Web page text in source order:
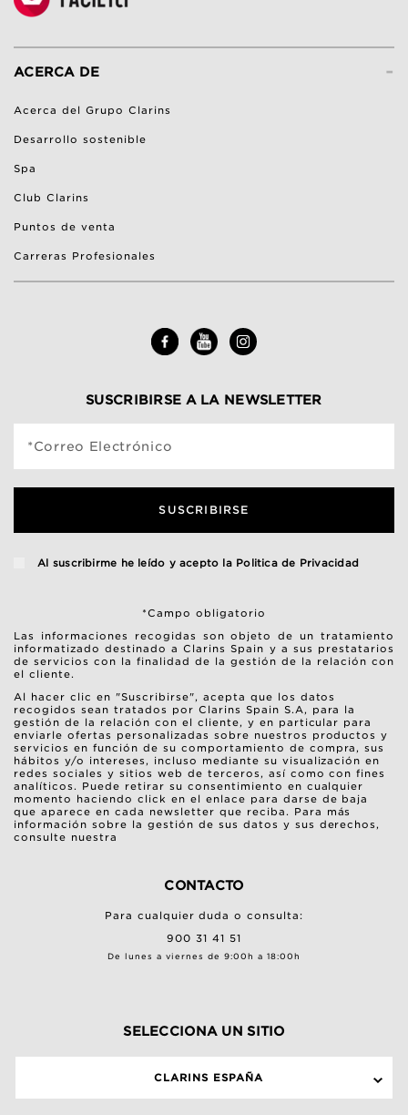
-
ACERCA DE
Acerca del Grupo Clarins
Desarrollo sostenible
Spa
Club Clarins
Puntos de venta
Carreras Profesionales
SUSCRIBIRSE A LA NEWSLETTER
*Correo Electrónico
SUSCRIBIRSE
Al suscribirme he leído y acepto la Politica de Privacidad
*Campo obligatorio
Las informaciones recogidas son objeto de un tratamiento
informatizado destinado a Clarins Spain y a sus prestatarios
de servicios con la finalidad de la gestión de la relación con
el cliente.
Al hacer clic en "Suscribirse", acepta que los datos
recogidos sean tratados por Clarins Spain S.A, para la
gestión de la relación con el cliente, y en particular para
enviarle ofertas personalizadas sobre nuestros productos y
servicios en función de su comportamiento de compra, sus
hábitos y/o intereses, incluso mediante su visualización en
redes sociales y sitios web de terceros, así como con fines
analíticos. Puede retirar su consentimiento en cualquier
momento haciendo click en el enlace para darse de baja
que aparece en cada newsletter que reciba. Para más
información sobre la gestión de sus datos y sus derechos,
consulte nuestra
CONTACTO
Para cualquier duda o consulta:
900 31 41 51
De lunes a viernes de 9:00h a 18:00h
SELECCIONA UN SITIO
CLARINS ESPAÑA